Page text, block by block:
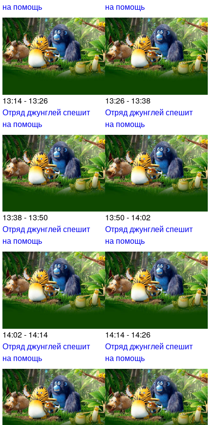
на помощь
на помощь
13:14 - 13:26
Отряд джунглей спешит
на помощь
13:26 - 13:38
Отряд джунглей спешит
на помощь
13:38 - 13:50
Отряд джунглей спешит
на помощь
13:50 - 14:02
Отряд джунглей спешит
на помощь
14:02 - 14:14
Отряд джунглей спешит
на помощь
14:14 - 14:26
Отряд джунглей спешит
на помощь